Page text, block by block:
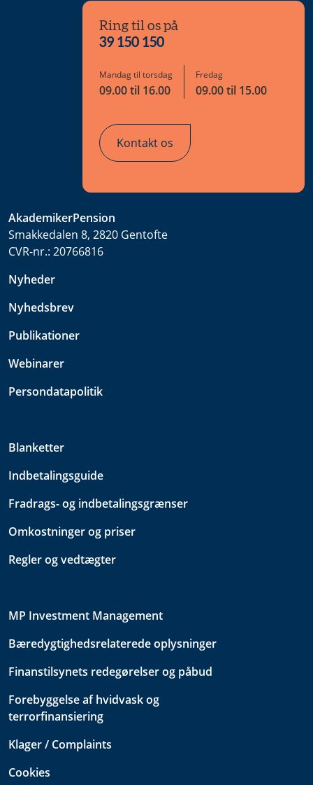
Ring til os på
39 150 150
Mandag til torsdag
09.00 til 16.00
Fredag
09.00 til 15.00
Kontakt os
AkademikerPension
Smakkedalen 8, 2820 Gentofte
CVR-nr.: 20766816
Nyheder
Nyhedsbrev
Publikationer
Webinarer
Persondatapolitik
Blanketter
Indbetalingsguide
Fradrags- og indbetalingsgrænser
Omkostninger og priser
Regler og vedtægter
MP Investment Management
Bæredygtighedsrelaterede oplysninger
Finanstilsynets redegørelser og påbud
Forebyggelse af hvidvask og
terrorfinansiering
Klager / Complaints
Cookies